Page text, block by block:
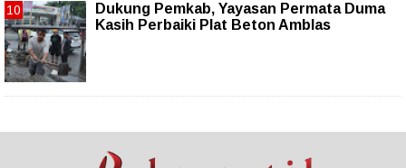
Dukung Pemkab, Yayasan Permata Duma
Kasih Perbaiki Plat Beton Amblas